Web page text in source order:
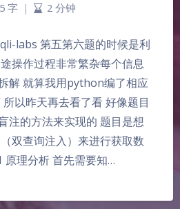
字 | 2 分钟
labs 第五第六题的时候是利
操作过程非常繁杂每个信息
解 就算我用python编了相应
以昨天再去看了看 好像题目
注的方法来实现的 题目是想
双查询注入）来进行获取数
原理分析 首先需要知…